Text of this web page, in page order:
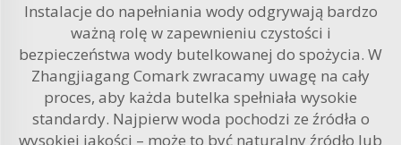
Instalacje do napełniania wody odgrywają bardzo
ważną rolę w zapewnieniu czystości i
bezpieczeństwa wody butelkowanej do spożycia. W
Zhangjiagang Comark zwracamy uwagę na cały
proces, aby każda butelka spełniała wysokie
standardy. Najpierw woda pochodzi ze źródła o
wysokiej jakości – może to być naturalny źródło lub